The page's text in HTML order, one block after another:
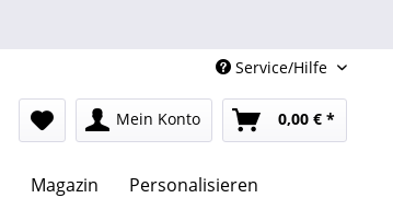
Service/Hilfe
Mein Konto 0,00 € *
Magazin Personalisieren